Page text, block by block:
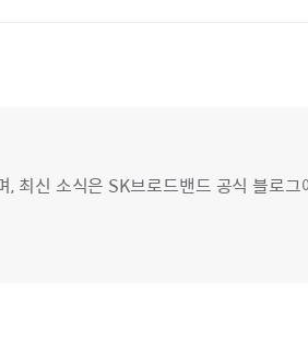
최신 소식은 SK브로드밴드 공식 블로그